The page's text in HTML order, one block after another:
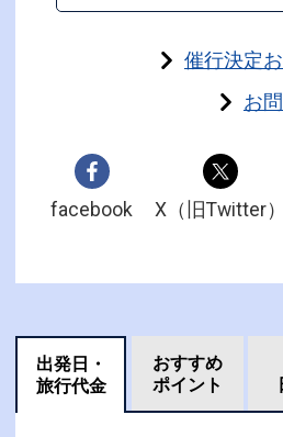
催行決定
お
facebook X（旧Twitter）
出発日・
旅行代金
おすすめ
ポイント